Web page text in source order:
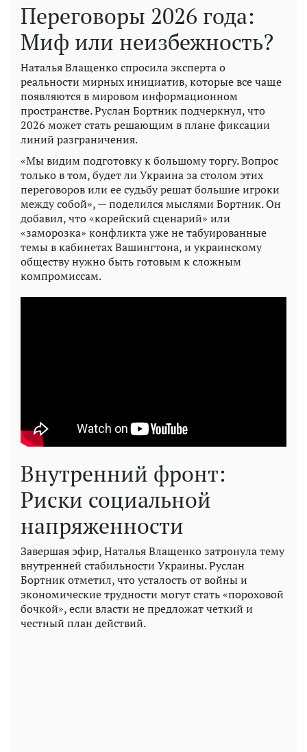
Переговоры 2026 года:
Миф или неизбежность?
Наталья Влащенко спросила эксперта о
реальности мирных инициатив, которые все чаще
появляются в мировом информационном
пространстве. Руслан Бортник подчеркнул, что
2026 может стать решающим в плане фиксации
линий разграничения.
«Мы видим подготовку к большому торгу. Вопрос
только в том, будет ли Украина за столом этих
переговоров или ее судьбу решат большие игроки
между собой», — поделился мыслями Бортник. Он
добавил, что «корейский сценарий» или
«заморозка» конфликта уже не табуированные
темы в кабинетах Вашингтона, и украинскому
обществу нужно быть готовым к сложным
компромиссам.
Внутренний фронт:
Риски социальной
напряженности
Завершая эфир, Наталья Влащенко затронула тему
внутренней стабильности Украины. Руслан
Бортник отметил, что усталость от войны и
экономические трудности могут стать «пороховой
бочкой», если власти не предложат четкий и
честный план действий.